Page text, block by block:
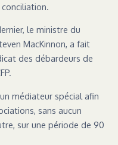
le ministre du
MacKinnon, a fait
des débardeurs de
médiateur spécial afin
sans aucun
sur une période de 90